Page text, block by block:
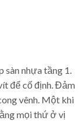
sàn nhựa tầng 1.
để cố định. Đảm
vênh. Một khi
mọi thứ ở vị